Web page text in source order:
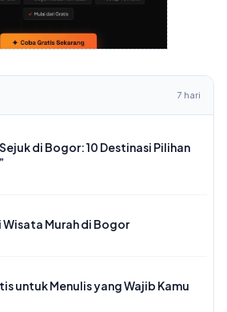
7 hari
di Bogor: 10 Destinasi Pilihan
Wisata Murah di Bogor
untuk Menulis yang Wajib Kamu